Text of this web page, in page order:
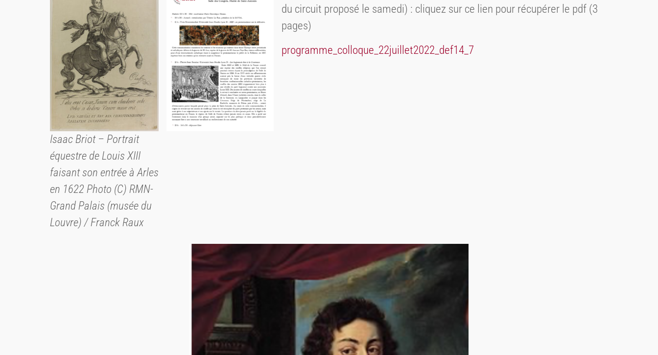
Isaac Briot – Portrait
équestre de Louis XIII
faisant son entrée à Arles
en 1622 Photo (C) RMN-
Grand Palais (musée du
Louvre) / Franck Raux
du circuit proposé le samedi) : cliquez sur ce lien pour récupérer le pdf (3
pages)
programme_colloque_22juillet2022_def14_7